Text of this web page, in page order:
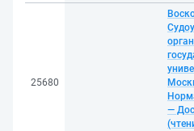
25680
—